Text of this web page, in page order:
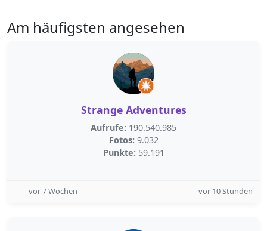
Am häufigsten angesehen
Strange Adventures
Aufrufe: 190.540.985
Fotos: 9.032
Punkte: 59.191
vor 7 Wochen vor 10 Stunden